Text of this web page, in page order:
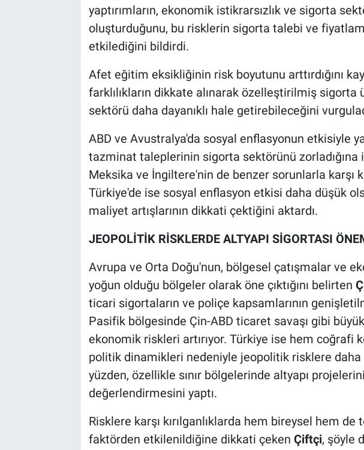
yaptırımların, ekonomik istikrarsızlık ve sigorta
oluşturduğunu, bu risklerin sigorta talebi ve
etkilediğini bildirdi.
Afet eğitim eksikliğinin risk boyutunu arttırdığını
farklılıkların dikkate alınarak özelleştirilmiş
sektörü daha dayanıklı hale getirebileceğini
ABD ve Avustralya'da sosyal enflasyonun etkisiyle
tazminat taleplerinin sigorta sektörünü zorladığına
Meksika ve İngiltere'nin de benzer sorunlarla karşı
Türkiye'de ise sosyal enflasyon etkisi daha düşük
maliyet artışlarının dikkati çektiğini aktardı.
JEOPOLİTİK RİSKLERDE ALTYAPI SİGORTASI
Avrupa ve Orta Doğu'nun, bölgesel çatışmalar ve
yoğun olduğu bölgeler olarak öne çıktığını belirten
ticari sigortaların ve poliçe kapsamlarının
Pasifik bölgesinde Çin-ABD ticaret savaşı gibi
ekonomik riskleri artırıyor. Türkiye ise hem coğrafi
politik dinamikleri nedeniyle jeopolitik risklere daha
yüzden, özellikle sınır bölgelerinde altyapı
değerlendirmesini yaptı.
Risklere karşı kırılganlıklarda hem bireysel hem
faktörden etkilenildiğine dikkati çeken Çiftçi, şöyle